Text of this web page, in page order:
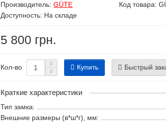
Производитель:GÜTE Код товара:
Доступность: На складе
5 800 грн.
Кол-во Купить Быстрый
Краткие характеристики
Тип замка:
Внешние размеры (в*ш*г), мм: